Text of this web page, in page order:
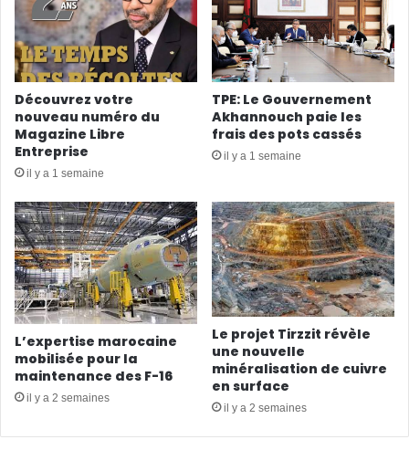
Découvrez votre
nouveau numéro du
Magazine Libre
Entreprise
il y a 1 semaine
TPE: Le Gouvernement
Akhannouch paie les
frais des pots cassés
il y a 1 semaine
L’expertise marocaine
mobilisée pour la
maintenance des F-16
il y a 2 semaines
Le projet Tirzzit révèle
une nouvelle
minéralisation de cuivre
en surface
il y a 2 semaines